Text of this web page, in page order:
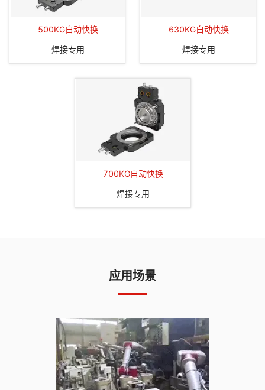
500KG自动快换
焊接专用
630KG自动快换
焊接专用
700KG自动快换
焊接专用
应用场景